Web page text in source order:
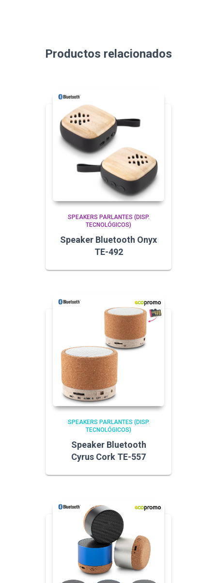
Productos relacionados
SPEAKERS PARLANTES (DISP.
TECNOLÓGICOS)
Speaker Bluetooth Onyx
TE-492
SPEAKERS PARLANTES (DISP.
TECNOLÓGICOS)
Speaker Bluetooth
Cyrus Cork TE-557